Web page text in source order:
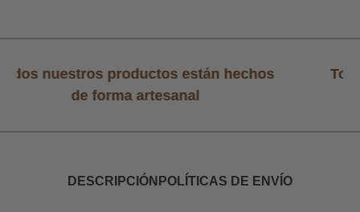
nuestros productos están hechos
de forma artesanal
Todos
DESCRIPCIÓN POLÍTICAS DE ENVÍO